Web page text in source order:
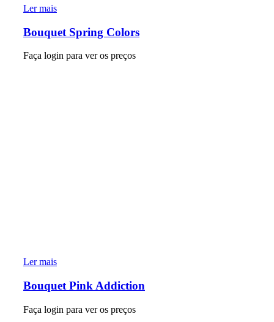
Ler mais
Bouquet Spring Colors
Faça login para ver os preços
Ler mais
Bouquet Pink Addiction
Faça login para ver os preços